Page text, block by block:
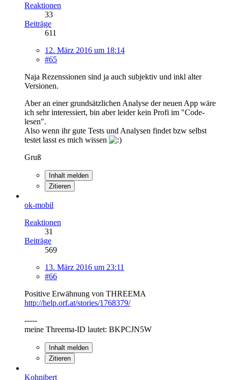
Reaktionen
33
Beiträge
611
12. März 2016 um 18:14
#65
Naja Rezenssionen sind ja auch subjektiv und inkl alter
Versionen.
Aber an einer grundsätzlichen Analyse der neuen App wäre
ich sehr interessiert, bin aber leider kein Profi im "Code-
lesen".
Also wenn ihr gute Tests und Analysen findet bzw selbst
testet lasst es mich wissen
Gruß
Inhalt melden
Zitieren
ok-mobil
Reaktionen
31
Beiträge
569
13. März 2016 um 23:11
#66
Positive Erwähnung von THREEMA
http://help.orf.at/stories/1768379/
-----
meine Threema-ID lautet: BKPCJN5W
Inhalt melden
Zitieren
Kohnibert